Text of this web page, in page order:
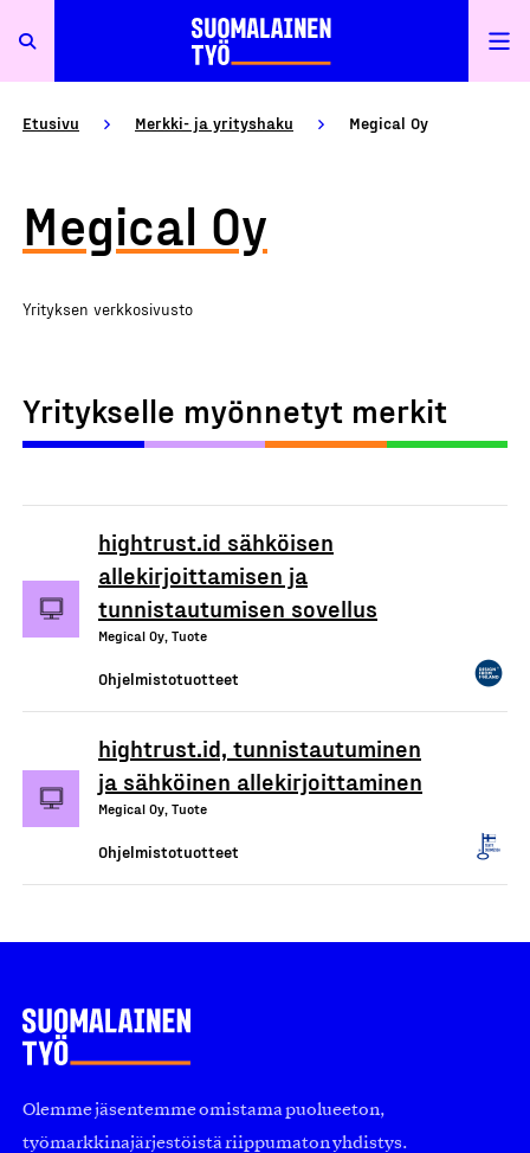
Etusivu Merkki- ja yrityshaku Megical Oy
Megical Oy
Yrityksen verkkosivusto
Yritykselle myönnetyt merkit
hightrust.id sähköisen
allekirjoittamisen ja
tunnistautumisen sovellus
Megical Oy, Tuote
Ohjelmistotuotteet
hightrust.id, tunnistautuminen
ja sähköinen allekirjoittaminen
Megical Oy, Tuote
Ohjelmistotuotteet
Olemme jäsentemme omistama puolueeton,
työmarkkinajärjestöistä riippumaton yhdistys.